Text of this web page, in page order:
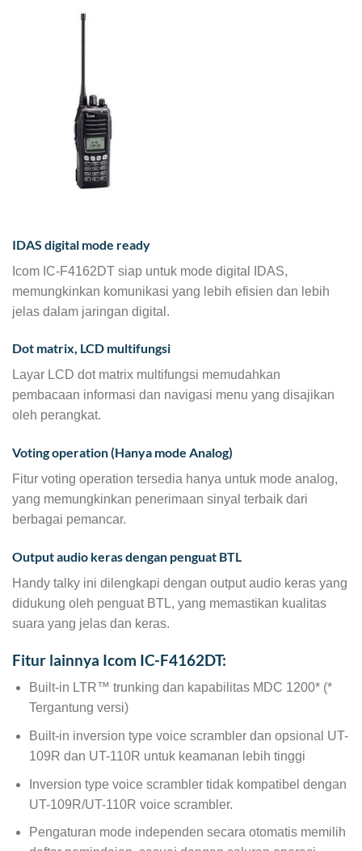
IDAS digital mode ready
Icom IC-F4162DT siap untuk mode digital IDAS,
memungkinkan komunikasi yang lebih efisien dan lebih
jelas dalam jaringan digital.
Dot matrix, LCD multifungsi
Layar LCD dot matrix multifungsi memudahkan
pembacaan informasi dan navigasi menu yang disajikan
oleh perangkat.
Voting operation (Hanya mode Analog)
Fitur voting operation tersedia hanya untuk mode analog,
yang memungkinkan penerimaan sinyal terbaik dari
berbagai pemancar.
Output audio keras dengan penguat BTL
Handy talky ini dilengkapi dengan output audio keras yang
didukung oleh penguat BTL, yang memastikan kualitas
suara yang jelas dan keras.
Fitur lainnya Icom IC-F4162DT:
Built-in LTR™ trunking dan kapabilitas MDC 1200* (*
Tergantung versi)
Built-in inversion type voice scrambler dan opsional UT-
109R dan UT-110R untuk keamanan lebih tinggi
Inversion type voice scrambler tidak kompatibel dengan
UT-109R/UT-110R voice scrambler.
Pengaturan mode independen secara otomatis memilih